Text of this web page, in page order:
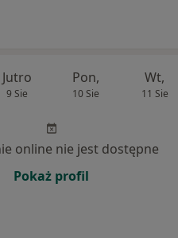
Jutro
9 Sie
Pon,
10 Sie
Wt,
11 Sie
online nie jest dostępne
Pokaż profil